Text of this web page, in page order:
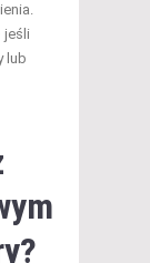
jeśli
lub